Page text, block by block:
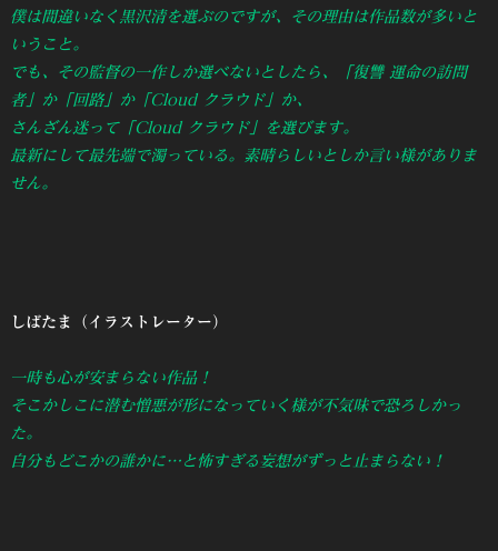
僕は間違いなく黒沢清を選ぶのですが、その理由は作品数が多いと
いうこと。
でも、その監督の一作しか選べないとしたら、「復讐 運命の訪問
者」か「回路」か「Cloud クラウド」か、
さんざん迷って「Cloud クラウド」を選びます。
最新にして最先端で濁っている。素晴らしいとしか言い様がありま
せん。
しばたま（イラストレーター）
一時も心が安まらない作品！
そこかしこに潜む憎悪が形になっていく様が不気味で恐ろしかっ
た。
自分もどこかの誰かに…と怖すぎる妄想がずっと止まらない！